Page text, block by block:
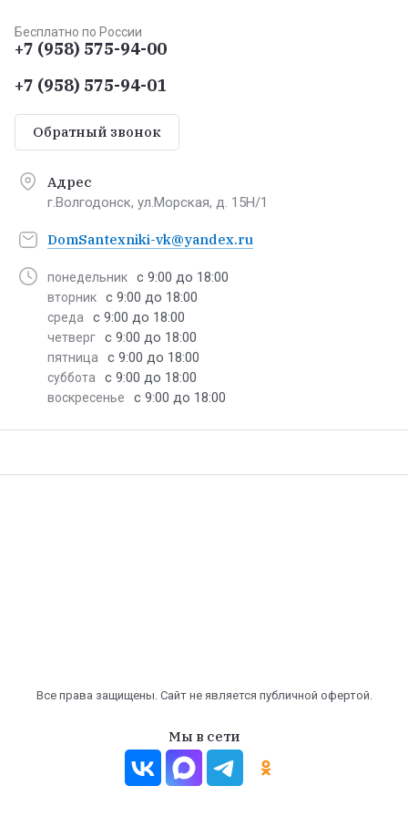
Бесплатно по России
+7 (958) 575-94-00
+7 (958) 575-94-01
Обратный звонок
Адрес
г.Волгодонск, ул.Морская, д. 15Н/1
DomSantexniki-vk@yandex.ru
понедельник с 9:00 до 18:00
вторник с 9:00 до 18:00
среда с 9:00 до 18:00
четверг с 9:00 до 18:00
пятница с 9:00 до 18:00
суббота с 9:00 до 18:00
воскресенье с 9:00 до 18:00
Все права защищены. Сайт не является публичной офертой.
Мы в сети